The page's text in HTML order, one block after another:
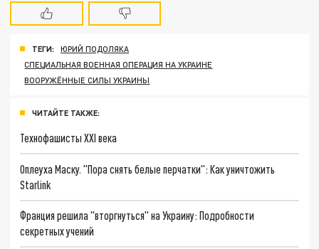
ТЕГИ:
ЮРИЙ ПОДОЛЯКА
СПЕЦИАЛЬНАЯ ВОЕННАЯ ОПЕРАЦИЯ НА УКРАИНЕ
ВООРУЖЁННЫЕ СИЛЫ УКРАИНЫ
ЧИТАЙТЕ ТАКЖЕ:
Технофашисты XXI века
Оплеуха Маску. "Пора снять белые перчатки": Как уничтожить
Starlink
Франция решила "вторгнуться" на Украину: Подробности
секретных учений